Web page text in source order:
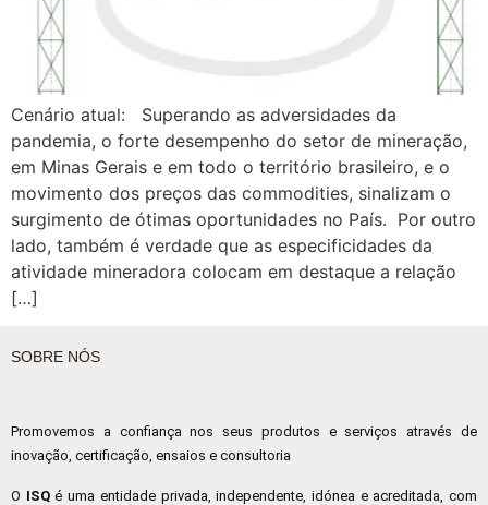
Cenário atual: Superando as adversidades da
pandemia, o forte desempenho do setor de mineração,
em Minas Gerais e em todo o território brasileiro, e o
movimento dos preços das commodities, sinalizam o
surgimento de ótimas oportunidades no País. Por outro
lado, também é verdade que as especificidades da
atividade mineradora colocam em destaque a relação
[…]
SOBRE NÓS
Promovemos a confiança nos seus produtos e serviços através de
inovação, certificação, ensaios e consultoria
O ISQé uma entidade privada, independente, idónea e acreditada, com